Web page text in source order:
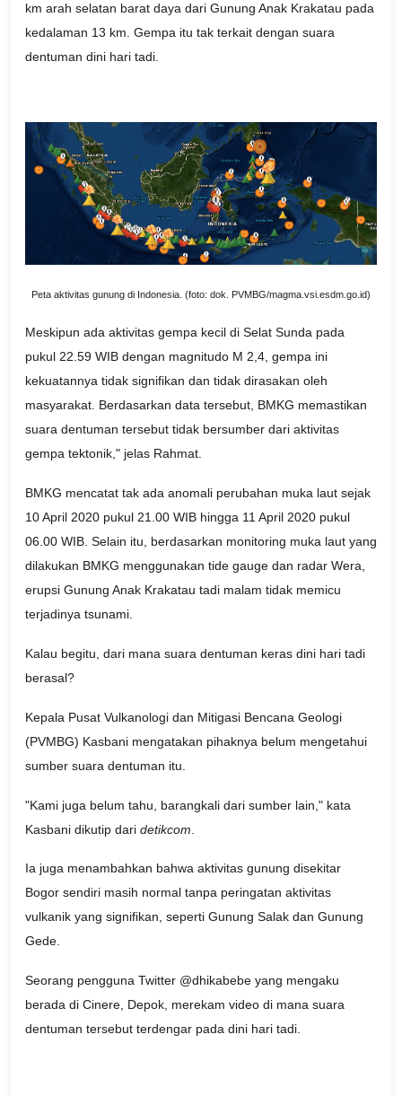
km arah selatan barat daya dari Gunung Anak Krakatau pada
kedalaman 13 km. Gempa itu tak terkait dengan suara
dentuman dini hari tadi.
Peta aktivitas gunung di Indonesia. (foto: dok. PVMBG/magma.vsi.esdm.go.id)
Meskipun ada aktivitas gempa kecil di Selat Sunda pada
pukul 22.59 WIB dengan magnitudo M 2,4, gempa ini
kekuatannya tidak signifikan dan tidak dirasakan oleh
masyarakat. Berdasarkan data tersebut, BMKG memastikan
suara dentuman tersebut tidak bersumber dari aktivitas
gempa tektonik," jelas Rahmat.
BMKG mencatat tak ada anomali perubahan muka laut sejak
10 April 2020 pukul 21.00 WIB hingga 11 April 2020 pukul
06.00 WIB. Selain itu, berdasarkan monitoring muka laut yang
dilakukan BMKG menggunakan tide gauge dan radar Wera,
erupsi Gunung Anak Krakatau tadi malam tidak memicu
terjadinya tsunami.
Kalau begitu, dari mana suara dentuman keras dini hari tadi
berasal?
Kepala Pusat Vulkanologi dan Mitigasi Bencana Geologi
(PVMBG) Kasbani mengatakan pihaknya belum mengetahui
sumber suara dentuman itu.
"Kami juga belum tahu, barangkali dari sumber lain," kata
Kasbani dikutip dari detikcom
Ia juga menambahkan bahwa aktivitas gunung disekitar
Bogor sendiri masih normal tanpa peringatan aktivitas
vulkanik yang signifikan, seperti Gunung Salak dan Gunung
Gede.
Seorang pengguna Twitter @dhikabebe yang mengaku
berada di Cinere, Depok, merekam video di mana suara
dentuman tersebut terdengar pada dini hari tadi.